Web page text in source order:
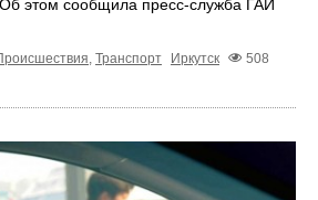
этом сообщила пресс‑служба ГАИ
, Транспорт Иркутск
508